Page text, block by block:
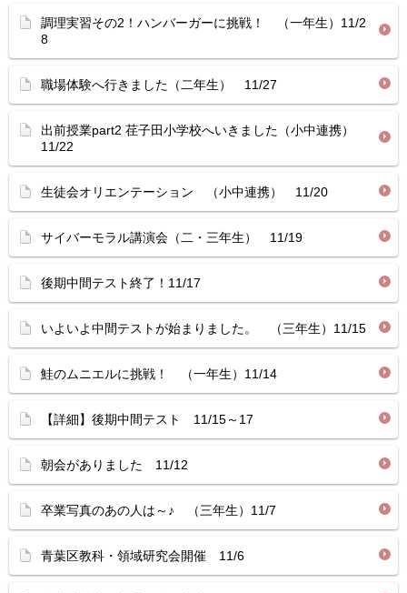
調理実習その2！ハンバーガーに挑戦！ （一年生）11/2
8
職場体験へ行きました（二年生） 11/27
出前授業part2 荏子田小学校へいきました（小中連携）
11/22
生徒会オリエンテーション （小中連携） 11/20
サイバーモラル講演会（二・三年生） 11/19
後期中間テスト終了！11/17
いよいよ中間テストが始まりました。 （三年生）11/15
鮭のムニエルに挑戦！ （一年生）11/14
【詳細】後期中間テスト 11/15～17
朝会がありました 11/12
卒業写真のあの人は～♪ （三年生）11/7
青葉区教科・領域研究会開催 11/6